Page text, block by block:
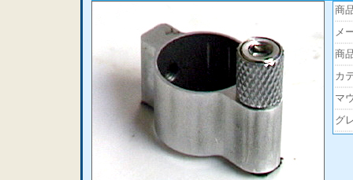
商
メ
商
カ
マ
グ